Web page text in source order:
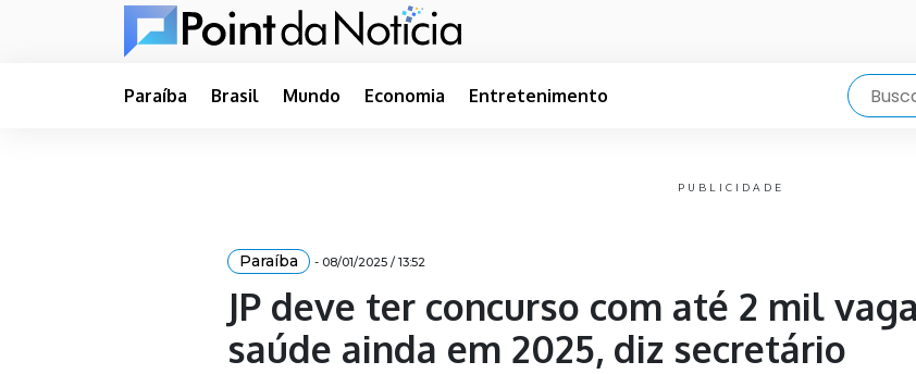
Paraíba Brasil Mundo Economia Entretenimento
PUBLICIDADE
Paraíba - 08/01/2025 / 13:52
JP deve ter concurso com até 2 mil
saúde ainda em 2025, diz secretário